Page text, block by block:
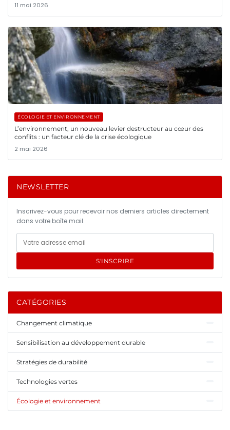
11 mai 2026
ÉCOLOGIE ET ENVIRONNEMENT
L’environnement, un nouveau levier destructeur au cœur des
conflits : un facteur clé de la crise écologique
2 mai 2026
NEWSLETTER
Inscrivez-vous pour recevoir nos derniers articles directement
dans votre boîte mail.
S'INSCRIRE
CATÉGORIES
Changement climatique
Sensibilisation au développement durable
Stratégies de durabilité
Technologies vertes
Écologie et environnement